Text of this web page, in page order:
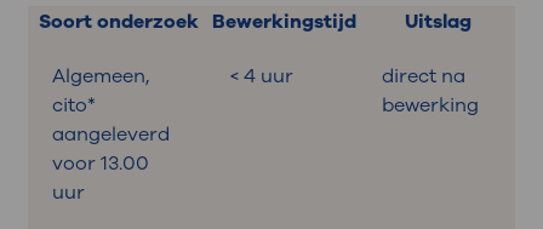
Soort onderzoek Bewerkingstijd Uitslag
Algemeen,
cito*
aangeleverd
voor 13.00
uur
< 4 uur
direct na
bewerking